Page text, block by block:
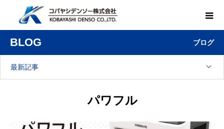
BLOG ブログ
最新記事
パワフル